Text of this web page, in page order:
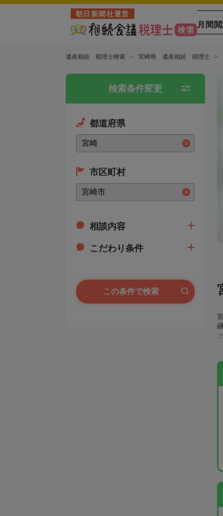
朝日新聞社運営
月間
遺産相続 税理士検索 宮崎県 遺産相続 税理士
検索条件変更
都道府県
市区町村
相談内容
こだわり条件
この条件で検索